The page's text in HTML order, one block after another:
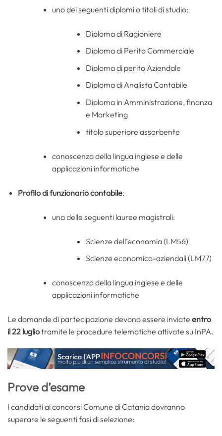
uno dei seguenti diplomi o titoli di studio:
Diploma di Ragioniere
Diploma di Perito Commerciale
Diploma di perito Aziendale
Diploma di Analista Contabile
Diploma in Amministrazione, finanza
e Marketing
titolo superiore assorbente
conoscenza della lingua inglese e delle
applicazioni informatiche
Profilo di funzionario contabile:
una delle seguenti lauree magistrali:
Scienze dell’economia (LM56)
Scienze economico-aziendali (LM77)
conoscenza della lingua inglese e delle
applicazioni informatiche
Le domande di partecipazione devono essere inviate entro
il 22 lugliotramite le procedure telematiche attivate su InPA.
Prove d’esame
I candidati ai concorsi Comune di Catania dovranno
superare le seguenti fasi di selezione: